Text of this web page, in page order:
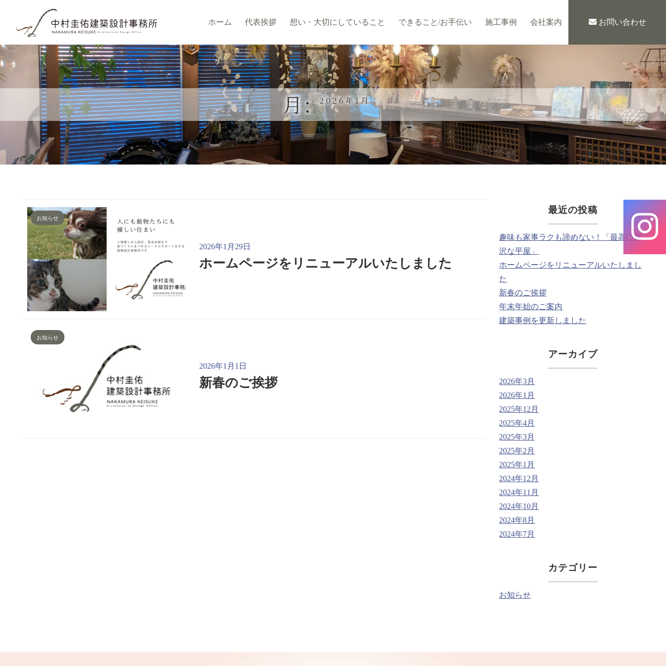
ホーム 代表挨拶 想い・大切にしていること できること/お手伝い 施工事例 会社案内 お問い合わせ
月:2026年1月
お知らせ
2026年1月29日
ホームページをリニューアルいたしました
お知らせ
2026年1月1日
新春のご挨拶
最近の投稿
趣味も家事ラクも諦めない！「最高に贅
沢な平屋」
ホームページをリニューアルいたしまし
た
新春のご挨拶
年末年始のご案内
建築事例を更新しました
アーカイブ
2026年3月
2026年1月
2025年12月
2025年4月
2025年3月
2025年2月
2025年1月
2024年12月
2024年11月
2024年10月
2024年8月
2024年7月
カテゴリー
お知らせ